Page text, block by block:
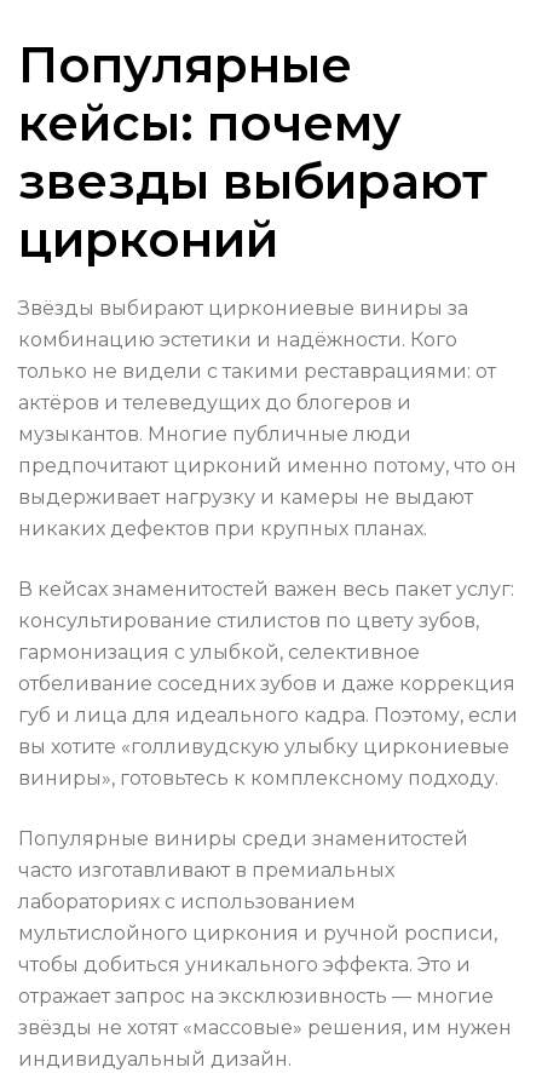
Популярные
кейсы: почему
звезды выбирают
цирконий
Звёзды выбирают циркониевые виниры за
комбинацию эстетики и надёжности. Кого
только не видели с такими реставрациями: от
актёров и телеведущих до блогеров и
музыкантов. Многие публичные люди
предпочитают цирконий именно потому, что он
выдерживает нагрузку и камеры не выдают
никаких дефектов при крупных планах.
В кейсах знаменитостей важен весь пакет услуг:
консультирование стилистов по цвету зубов,
гармонизация с улыбкой, селективное
отбеливание соседних зубов и даже коррекция
губ и лица для идеального кадра. Поэтому, если
вы хотите «голливудскую улыбку циркониевые
виниры», готовьтесь к комплексному подходу.
Популярные виниры среди знаменитостей
часто изготавливают в премиальных
лабораториях с использованием
мультислойного циркония и ручной росписи,
чтобы добиться уникального эффекта. Это и
отражает запрос на эксклюзивность — многие
звёзды не хотят «массовые» решения, им нужен
индивидуальный дизайн.